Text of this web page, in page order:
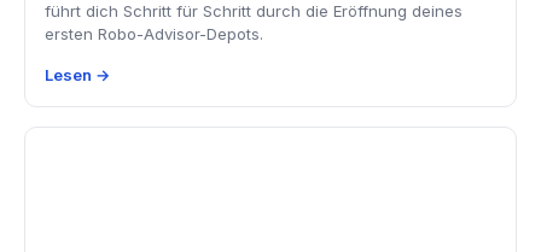
führt dich Schritt für Schritt durch die Eröffnung deines
ersten Robo-Advisor-Depots.
Lesen →